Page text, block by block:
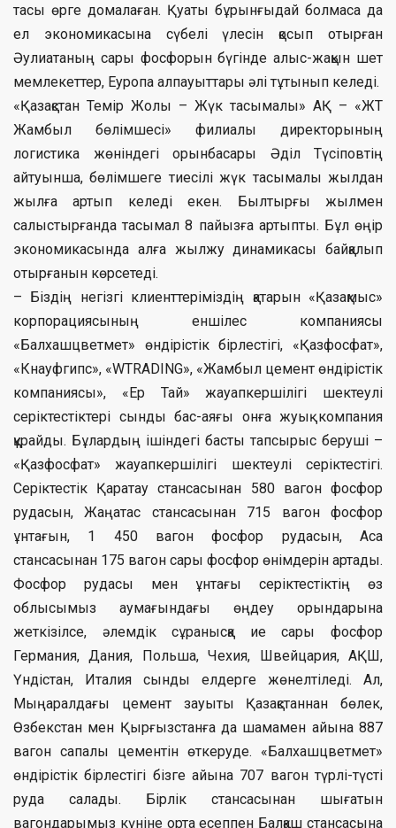
тасы өрге домалаған. Қуаты бұрынғыдай болмаса да
ел экономикасына сүбелі үлесін қосып отырған
Әулиатаның сары фосфорын бүгінде алыс-жақын шет
мемлекеттер, Еуропа алпауыттары әлі тұтынып келеді.
«Қазақстан Темір Жолы – Жүк тасымалы» АҚ – «ЖТ
Жамбыл бөлімшесі» филиалы директорының
логистика жөніндегі орынбасары Әділ Түсіповтің
айтуынша, бөлімшеге тиесілі жүк тасымалы жылдан
жылға артып келеді екен. Былтырғы жылмен
салыстырғанда тасымал 8 пайызға артыпты. Бұл өңір
экономикасында алға жылжу динамикасы байқалып
отырғанын көрсетеді.
– Біздің негізгі клиенттеріміздің қатарын «Қазақмыс»
корпорациясының еншілес компаниясы
«Балхашцветмет» өндірістік бірлестігі, «Қазфосфат»,
«Кнауфгипс», «WTRADING», «Жамбыл цемент өндірістік
компаниясы», «Ер Тай» жауапкершілігі шектеулі
серіктестіктері сынды бас-аяғы онға жуық компания
құрайды. Бұлардың ішіндегі басты тапсырыс беруші –
«Қазфосфат» жауапкершілігі шектеулі серіктестігі.
Серіктестік Қаратау стансасынан 580 вагон фосфор
рудасын, Жаңатас стансасынан 715 вагон фосфор
ұнтағын, 1 450 вагон фосфор рудасын, Аса
стансасынан 175 вагон сары фосфор өнімдерін артады.
Фосфор рудасы мен ұнтағы серіктестіктің өз
облысымыз аумағындағы өңдеу орындарына
жеткізілсе, әлемдік сұранысқа ие сары фосфор
Германия, Дания, Польша, Чехия, Швейцария, АҚШ,
Үндістан, Италия сынды елдерге жөнелтіледі. Ал,
Мыңаралдағы цемент зауыты Қазақстаннан бөлек,
Өзбекстан мен Қырғызстанға да шамамен айына 887
вагон сапалы цементін өткеруде. «Балхашцветмет»
өндірістік бірлестігі бізге айына 707 вагон түрлі-түсті
руда салады. Бірлік стансасынан шығатын
вагондарымыз күніне орта есеппен Балқаш стансасына